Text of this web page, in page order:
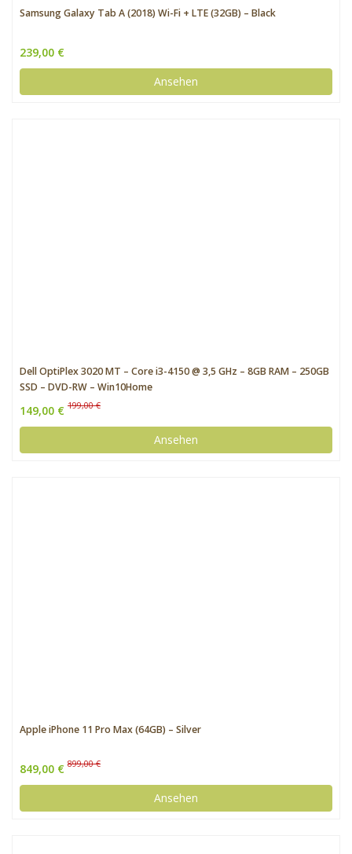
Samsung Galaxy Tab A (2018) Wi-Fi + LTE (32GB) – Black
239,00 €
Ansehen
Dell OptiPlex 3020 MT – Core i3-4150 @ 3,5 GHz – 8GB RAM – 250GB
SSD – DVD-RW – Win10Home
149,00 € 199,00 €
Ansehen
Apple iPhone 11 Pro Max (64GB) – Silver
849,00 € 899,00 €
Ansehen